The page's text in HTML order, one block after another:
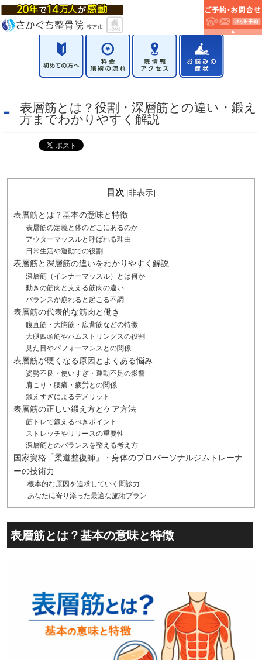
表層筋とは？役割・深層筋との違い・鍛え
方までわかりやすく解説
目次 [非表示]
表層筋とは？基本の意味と特徴
表層筋の定義と体のどこにあるのか
アウターマッスルと呼ばれる理由
日常生活や運動での役割
表層筋と深層筋の違いをわかりやすく解説
深層筋（インナーマッスル）とは何か
動きの筋肉と支える筋肉の違い
バランスが崩れると起こる不調
表層筋の代表的な筋肉と働き
腹直筋・大胸筋・広背筋などの特徴
大腿四頭筋やハムストリングスの役割
見た目やパフォーマンスとの関係
表層筋が硬くなる原因とよくある悩み
姿勢不良・使いすぎ・運動不足の影響
肩こり・腰痛・疲労との関係
鍛えすぎによるデメリット
表層筋の正しい鍛え方とケア方法
筋トレで鍛えるべきポイント
ストレッチやリリースの重要性
深層筋とのバランスを整える考え方
国家資格「柔道整復師」・身体のプロパーソナルジムトレーナ
ーの技術力
根本的な原因を追求していく問診力
あなたに寄り添った最適な施術プラン
表層筋とは？基本の意味と特徴